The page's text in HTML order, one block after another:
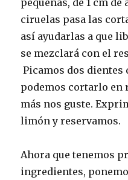
ciruelas pasa las
así ayudarlas a que
se mezclará con el
Picamos dos dientes
podemos cortarlo en
más nos guste.
limón y reservamos.
Ahora que tenemos
ingredientes,